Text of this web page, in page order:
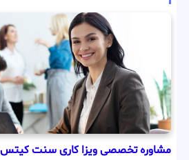
مشاوره تخصصی ویزا کاری سنت